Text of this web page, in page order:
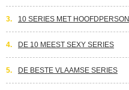
3. 10 SERIES MET
4. DE 10 MEEST SEXY SERIES
5. DE BESTE VLAAMSE SERIES